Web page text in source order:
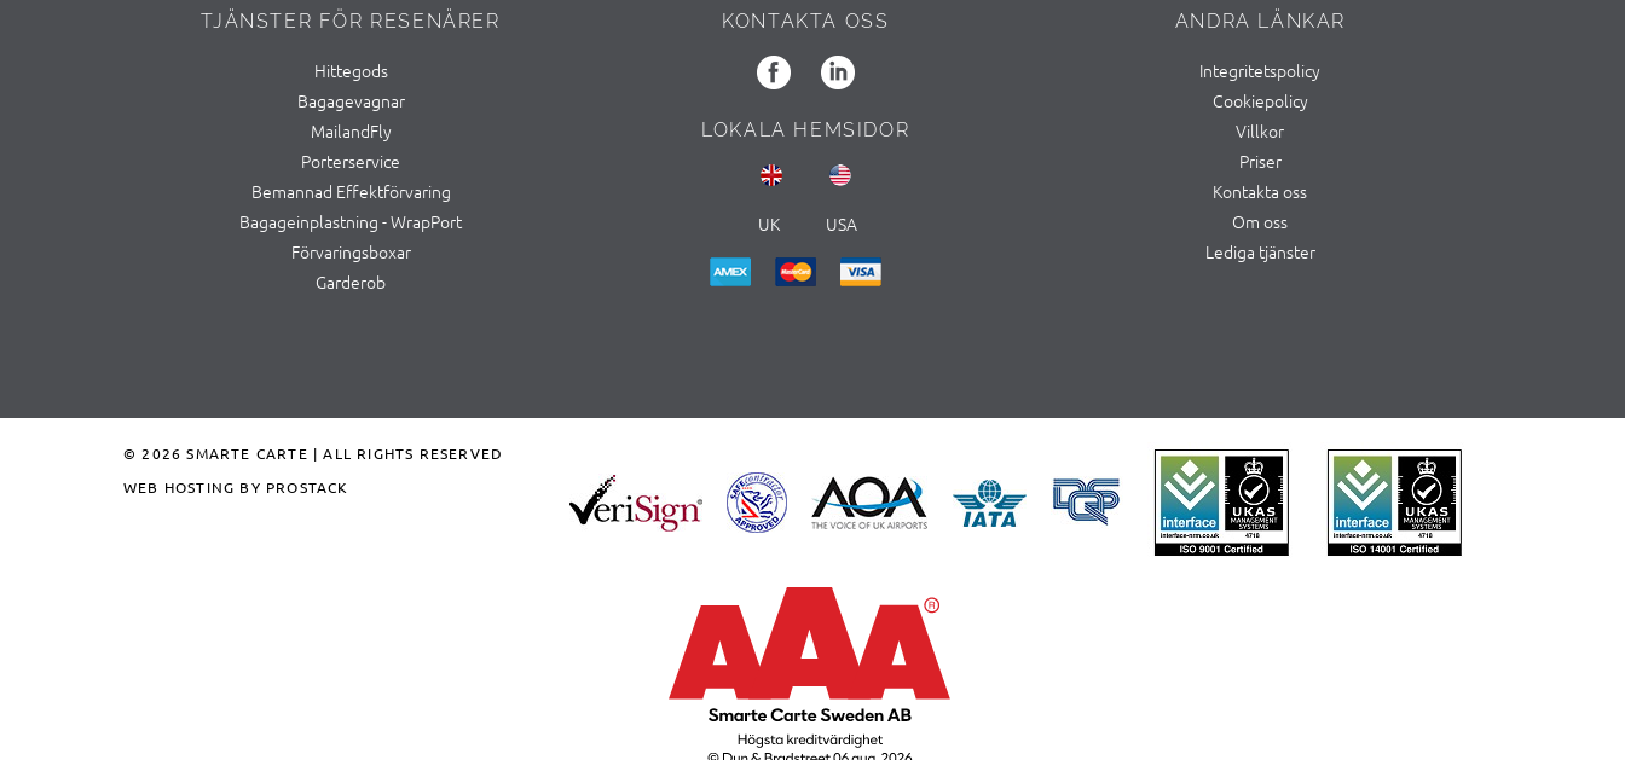
TJÄNSTER FÖR RESENÄRER
Hittegods
Bagagevagnar
MailandFly
Porterservice
Bemannad Effektförvaring
Bagageinplastning - WrapPort
Förvaringsboxar
Garderob
KONTAKTA OSS
LOKALA HEMSIDOR
UK USA
ANDRA LÄNKAR
Integritetspolicy
Cookiepolicy
Villkor
Priser
Kontakta oss
Om oss
Lediga tjänster
© 2026 SMARTE CARTE | ALL RIGHTS RESERVED
WEB HOSTING BY PROSTACK